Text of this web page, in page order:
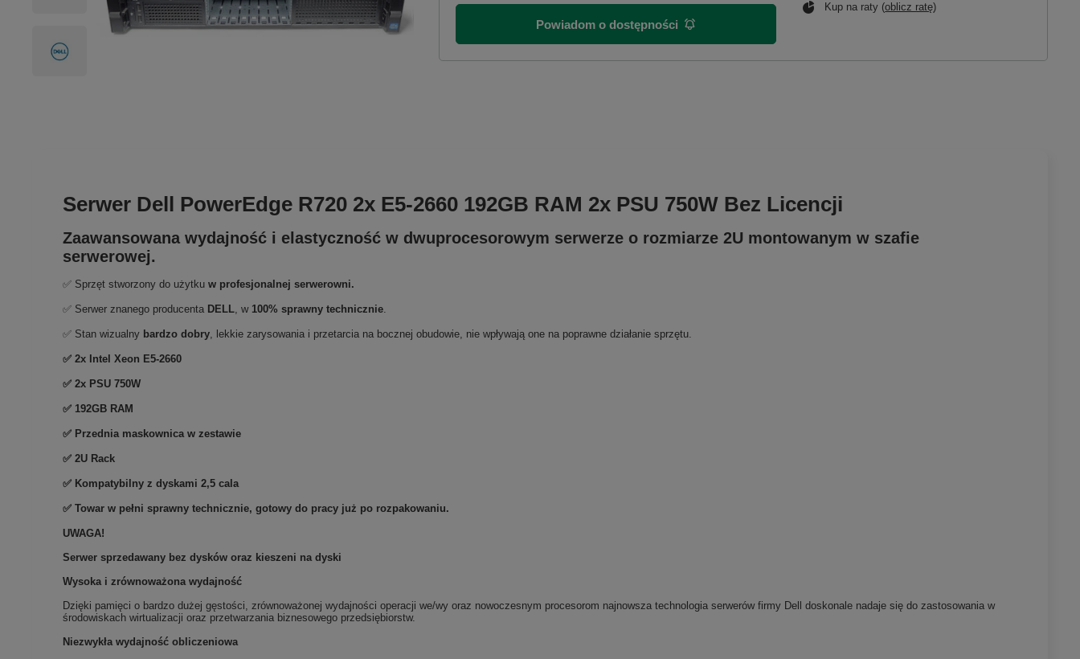
Powiadom o dostępności
Kup na raty (oblicz ratę)
Serwer Dell PowerEdge R720 2x E5-2660 192GB RAM 2x PSU 750W Bez Licencji
Zaawansowana wydajność i elastyczność w dwuprocesorowym serwerze o rozmiarze 2U montowanym w szafie
serwerowej.
✅ Sprzęt stworzony do użytkuw profesjonalnej serwerowni.
✅ Serwer znanego producenta DELL, w 100% sprawny technicznie.
✅ Stan wizualny bardzo dobry, lekkie zarysowania i przetarcia na bocznej obudowie, nie wpływają one na poprawne działanie sprzętu.
✅ 2x Intel Xeon E5-2660
✅ 2x PSU 750W
✅ 192GB RAM
✅ Przednia maskownica w zestawie
✅ 2U Rack
✅ Kompatybilny z dyskami 2,5 cala
✅ Towar w pełni sprawny technicznie, gotowy do pracy już po rozpakowaniu.
UWAGA!
Serwer sprzedawany bez dysków oraz kieszeni na dyski
Wysoka i zrównoważona wydajność
Dzięki pamięci o bardzo dużej gęstości, zrównoważonej wydajności operacji we/wy oraz nowoczesnym procesorom najnowsza technologia serwerów firmy Dell doskonale nadaje się do zastosowania w
środowiskach wirtualizacji oraz przetwarzania biznesowego przedsiębiorstw.
Niezwykła wydajność obliczeniowa